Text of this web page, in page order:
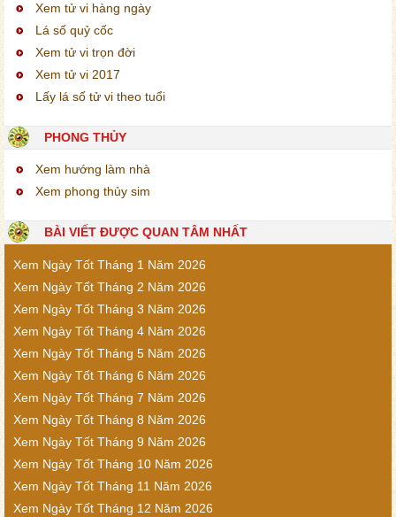
Xem tử vi hàng ngày
Lá số quỷ cốc
Xem tử vi trọn đời
Xem tử vi 2017
Lấy lá số tử vi theo tuổi
PHONG THỦY
Xem hướng làm nhà
Xem phong thủy sim
BÀI VIẾT ĐƯỢC QUAN TÂM NHẤT
Xem Ngày Tốt Tháng 1 Năm 2026
Xem Ngày Tốt Tháng 2 Năm 2026
Xem Ngày Tốt Tháng 3 Năm 2026
Xem Ngày Tốt Tháng 4 Năm 2026
Xem Ngày Tốt Tháng 5 Năm 2026
Xem Ngày Tốt Tháng 6 Năm 2026
Xem Ngày Tốt Tháng 7 Năm 2026
Xem Ngày Tốt Tháng 8 Năm 2026
Xem Ngày Tốt Tháng 9 Năm 2026
Xem Ngày Tốt Tháng 10 Năm 2026
Xem Ngày Tốt Tháng 11 Năm 2026
Xem Ngày Tốt Tháng 12 Năm 2026